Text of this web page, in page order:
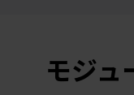
モジュ